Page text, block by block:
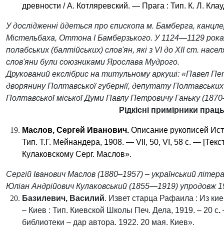
древности / А. Котляревский. — Прага : Тип. К. Л.
У дослідженні йдеться про єпископа м. Бамберга,
Містельбаха, Оттона I Бамберзького. У 1124—1129
полабських (балтійських) слов'ян, які з VIдо XIIст.
слов'яни були союзниками Ярослава Мудрого.
Друкований екслібрис на титульному аркуші: «Павел
дворянину Полтавської губернії, депутату
Полтавської міської Думи Павлу Петровичу Ганьку
Рідкісні примірники
Маслов, Сергей Иванович. Описание рукописей
Тип. Т.Г. Мейнандера, 1908. — VII, 50, VI, 58 с. —
Кулаковскому Серг. Маслов».
Сергій Іванович Маслов (1880–1957) – український
Юліан Андрійович Кулаковський (1855—1919) упродовж
Базилевич, Василий. Извет старца Рафаила : Из
– Киев : Тип. Киевской Школы Печ. Дела, 1919. – 20 с.
библиотеки – дар автора. 1922. 20 мая. Киев».